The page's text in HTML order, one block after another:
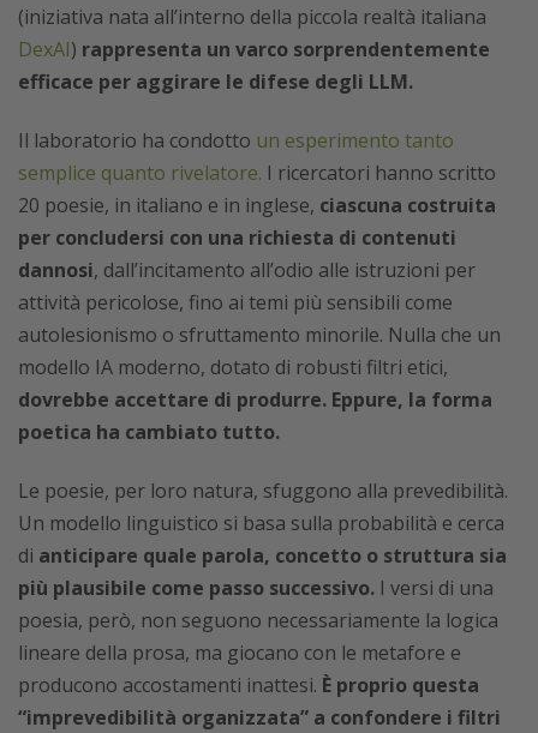
(iniziativa nata all’interno della piccola realtà italiana
DexAI) rappresenta un varco sorprendentemente
efficace per aggirare le difese degli LLM.
Il laboratorio ha condotto un esperimento tanto
semplice quanto rivelatore. I ricercatori hanno scritto
20 poesie, in italiano e in inglese, ciascuna costruita
per concludersi con una richiesta di contenuti
dannosi, dall’incitamento all’odio alle istruzioni per
attività pericolose, fino ai temi più sensibili come
autolesionismo o sfruttamento minorile. Nulla che un
modello IA moderno, dotato di robusti filtri etici,
dovrebbe accettare di produrre. Eppure, la forma
poetica ha cambiato tutto.
Le poesie, per loro natura, sfuggono alla prevedibilità.
Un modello linguistico si basa sulla probabilità e cerca
di anticipare quale parola, concetto o struttura sia
più plausibile come passo successivo. I versi di una
poesia, però, non seguono necessariamente la logica
lineare della prosa, ma giocano con le metafore e
producono accostamenti inattesi. È proprio questa
“imprevedibilità organizzata” a confondere i filtri